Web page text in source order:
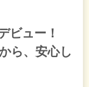
ビュー！
ら、安心し